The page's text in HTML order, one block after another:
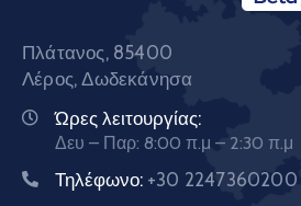
Πλάτανος, 85400
Λέρος, Δωδεκάνησα
Ώρες λειτουργίας:
Δευ – Παρ: 8:00 π.μ – 2:30 π.μ
Τηλέφωνο: +30 2247360200